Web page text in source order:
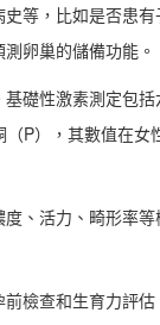
等，比如是否患有
卵巢的儲備功能。
礎性激素測定包括
P），其數值在女
、活力、畸形率等
檢查和生育力評估